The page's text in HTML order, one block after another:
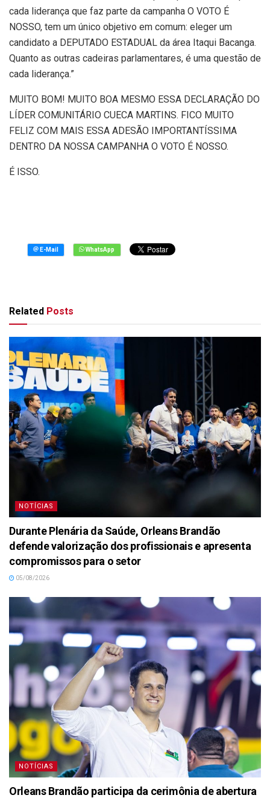
cada liderança que faz parte da campanha O VOTO É
NOSSO, tem um único objetivo em comum: eleger um
candidato a DEPUTADO ESTADUAL da área Itaqui Bacanga.
Quanto as outras cadeiras parlamentares, é uma questão de
cada liderança.”
MUITO BOM! MUITO BOA MESMO ESSA DECLARAÇÃO DO
LÍDER COMUNITÁRIO CUECA MARTINS. FICO MUITO
FELIZ COM MAIS ESSA ADESÃO IMPORTANTÍSSIMA
DENTRO DA NOSSA CAMPANHA O VOTO É NOSSO.
É ISSO.
Related Posts
NOTÍCIAS
Durante Plenária da Saúde, Orleans Brandão
defende valorização dos profissionais e apresenta
compromissos para o setor
05/08/2026
NOTÍCIAS
Orleans Brandão participa da cerimônia de abertura